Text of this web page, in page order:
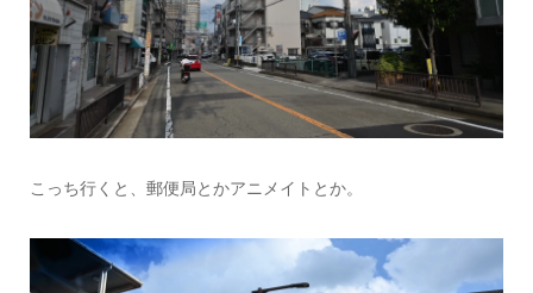
こっち行くと、郵便局とかアニメイトとか。